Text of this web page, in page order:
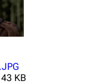
KB